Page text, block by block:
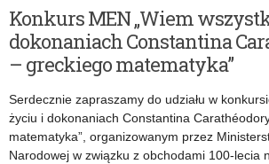
Konkurs MEN „Wiem
dokonaniach Constantina
– greckiego matematyka”
Serdecznie zapraszamy do udziału w
życiu i dokonaniach Constantina
matematyka”, organizowanym przez
Narodowej w związku z obchodami 100-lecia